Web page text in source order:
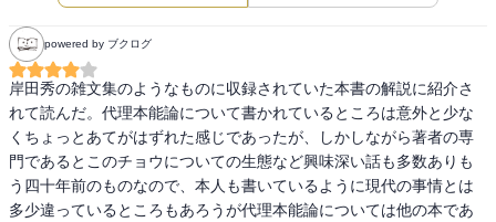
powered by ブクログ
岸田秀の雑文集のようなものに収録されていた本書の解説に紹介さ
れて読んだ。代理本能論について書かれているところは意外と少な
くちょっとあてがはずれた感じであったが、しかしながら著者の専
門であるとこのチョウについての生態など興味深い話も多数ありも
う四十年前のものなので、本人も書いているように現代の事情とは
多少違っているところもあろうが代理本能論については他の本であ